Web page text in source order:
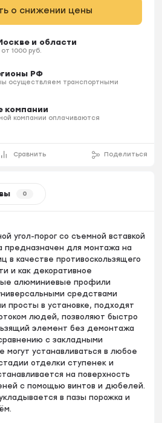
о снижении цены
и области
1000 руб.
РФ
осуществляем транспортными
компании
компании оплачиваются
Сравнить Поделиться
0
угол-порог со съемной вставкой
предназначен для монтажа на
в качестве противоскользящего
и как декоративное
алюминиевые профили
средствами
просты в установке, подходят
людей, позволяют быстро
элемент без демонтажа
с закладными
устанавливаться в любое
отделки ступенек и
на поверхность
с помощью винтов и дюбелей.
в пазы порожка и